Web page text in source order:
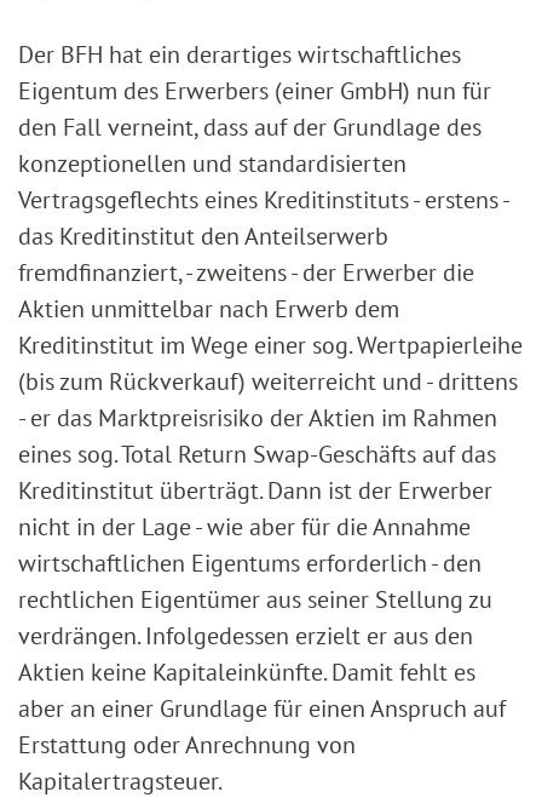
Der BFH hat ein derartiges wirtschaftliches
Eigentum des Erwerbers (einer GmbH) nun für
den Fall verneint, dass auf der Grundlage des
konzeptionellen und standardisierten
Vertragsgeflechts eines Kreditinstituts - erstens -
das Kreditinstitut den Anteilserwerb
fremdfinanziert, - zweitens - der Erwerber die
Aktien unmittelbar nach Erwerb dem
Kreditinstitut im Wege einer sog. Wertpapierleihe
(bis zum Rückverkauf) weiterreicht und - drittens
- er das Marktpreisrisiko der Aktien im Rahmen
eines sog. Total Return Swap-Geschäfts auf das
Kreditinstitut überträgt. Dann ist der Erwerber
nicht in der Lage - wie aber für die Annahme
wirtschaftlichen Eigentums erforderlich - den
rechtlichen Eigentümer aus seiner Stellung zu
verdrängen. Infolgedessen erzielt er aus den
Aktien keine Kapitaleinkünfte. Damit fehlt es
aber an einer Grundlage für einen Anspruch auf
Erstattung oder Anrechnung von
Kapitalertragsteuer.